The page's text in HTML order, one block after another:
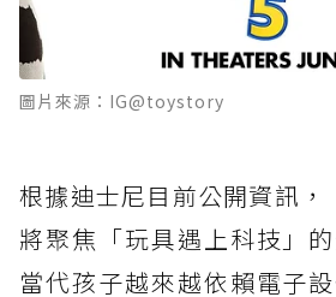
圖片來源：IG@toystory
根據迪士尼目前公開資訊，
將聚焦「玩具遇上科技」
當代孩子越來越依賴電子